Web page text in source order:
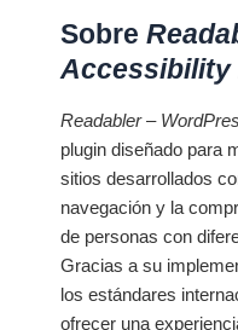
Sobre
Accessibility
Readabler –
plugin diseñado para
sitios desarrollados
navegación y la
de personas con
Gracias a su
los estándares
ofrecer una